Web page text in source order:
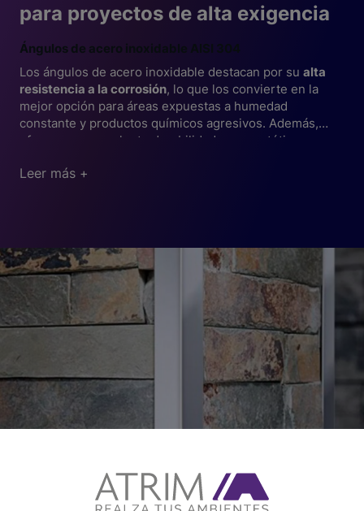
para proyectos de alta exigencia
Ángulos de acero inoxidable AISI 304
Los ángulos de acero inoxidable destacan por su alta
resistencia a la corrosión, lo que los convierte en la
mejor opción para áreas expuestas a humedad
constante y productos químicos agresivos. Además,
ofrecen una excelente durabilidad y una estética
Acabado:
Espesor:
0,5 mm.
Uso recomendado:
sectores de alta exigencia
higiénica como hospitales, laboratorios, industria
alimentaria y cámaras frigoríficas.
Ángulos de aluminio
Los ángulos de aluminio son la solución perfecta para
quienes buscan una
alternativa ligera pero resistente
Ideales para ambientes comerciales y proyectos de
decoración, combinan funcionalidad y estética en un
aluminio de alta resistencia.
Acabado:superficie lisa y pulida, con excelente
resistencia al desgaste.
Ventajas:ligereza, fácil instalación y gran
versatilidad en aplicaciones arquitectónicas y de
Por qué elegir ángulos
Amplia gama de materiales y acabados
Leer más +